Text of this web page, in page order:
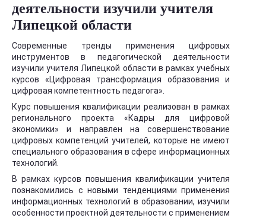
деятельности изучили учителя
Липецкой области
Современные тренды применения цифровых
инструментов в педагогической деятельности
изучили учителя Липецкой области в рамках учебных
курсов «Цифровая трансформация образования и
цифровая компетентность педагога».
Курс повышения квалификации реализован в рамках
регионального проекта «Кадры для цифровой
экономики» и направлен на совершенствование
цифровых компетенций учителей, которые не имеют
специального образования в сфере информационных
технологий.
В рамках курсов повышения квалификации учителя
познакомились с новыми тенденциями применения
информационных технологий в образовании, изучили
особенности проектной деятельности с применением